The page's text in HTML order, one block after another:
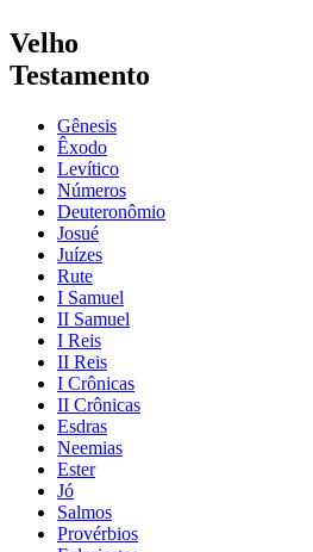
Velho
Testamento
Gênesis
Êxodo
Levítico
Números
Deuteronômio
Josué
Juízes
Rute
I Samuel
II Samuel
I Reis
II Reis
I Crônicas
II Crônicas
Esdras
Neemias
Ester
Jó
Salmos
Provérbios